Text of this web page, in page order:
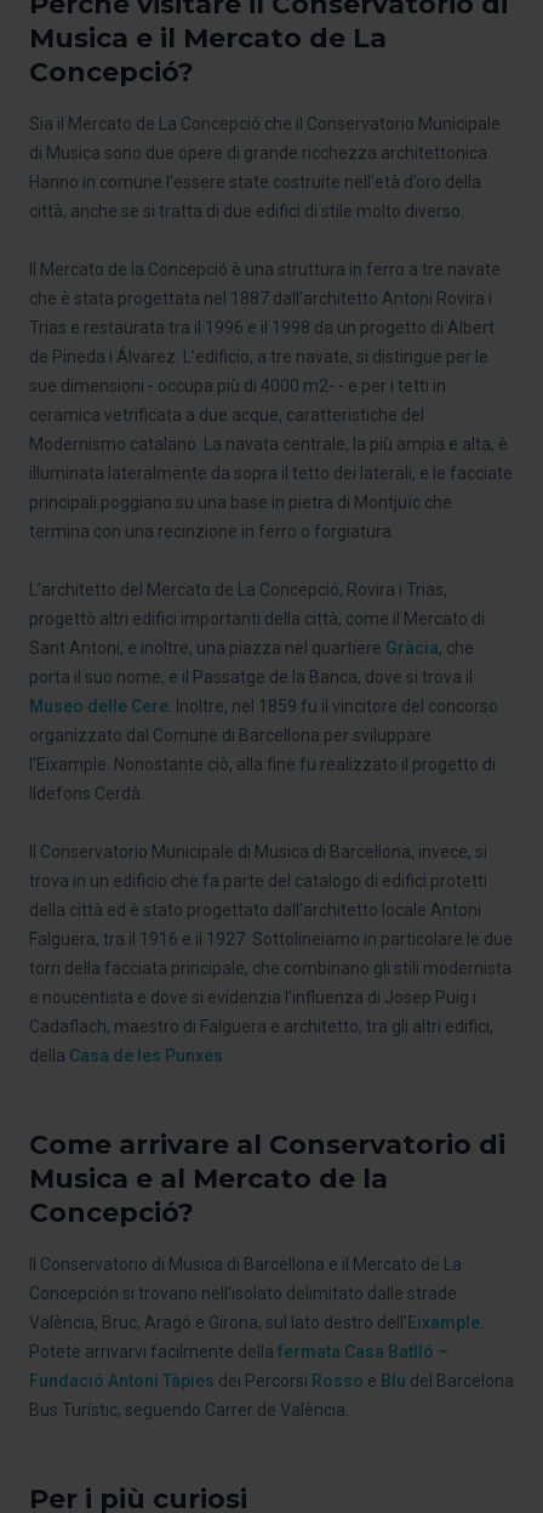
Musica e il Mercato de La
Concepció?
Sia il Mercato de La Concepció che il Conservatorio Municipale
di Musica sono due opere di grande ricchezza architettonica.
Hanno in comune l’essere state costruite nell’età d’oro della
città, anche se si tratta di due edifici di stile molto diverso.
Il Mercato de la Concepció è una struttura in ferro a tre navate
che è stata progettata nel 1887 dall’architetto Antoni Rovira i
Trias e restaurata tra il 1996 e il 1998 da un progetto di Albert
de Pineda i Álvarez. L’edificio, a tre navate, si distingue per le
sue dimensioni - occupa più di 4000 m2- - e per i tetti in
ceramica vetrificata a due acque, caratteristiche del
Modernismo catalano. La navata centrale, la più ampia e alta, è
illuminata lateralmente da sopra il tetto dei laterali, e le facciate
principali poggiano su una base in pietra di Montjuïc che
termina con una recinzione in ferro o forgiatura.
L’architetto del Mercato de La Concepció, Rovira i Trias,
progettò altri edifici importanti della città, come il Mercato di
Sant Antoni, e inoltre, una piazza nel quartiere Gràcia, che
porta il suo nome, e il Passatge de la Banca, dove si trova il
Museo delle Cere . Inoltre, nel 1859 fu il vincitore del concorso
organizzato dal Comune di Barcellona per sviluppare
l’Eixample. Nonostante ciò, alla fine fu realizzato il progetto di
Ildefons Cerdà.
Il Conservatorio Municipale di Musica di Barcellona, invece, si
trova in un edificio che fa parte del catalogo di edifici protetti
della città ed è stato progettato dall’architetto locale Antoni
Falguera, tra il 1916 e il 1927. Sottolineiamo in particolare le due
torri della facciata principale, che combinano gli stili modernista
e noucentista e dove si evidenzia l’influenza di Josep Puig i
Cadaflach, maestro di Falguera e architetto, tra gli altri edifici,
della Casa de les Punxes
Come arrivare al Conservatorio di
Musica e al Mercato de la
Concepció?
Il Conservatorio di Musica di Barcellona e il Mercato de La
Concepción si trovano nell’isolato delimitato dalle strade
València, Bruc, Aragó e Girona, sul lato destro dell’ Eixample
Potete arrivarvi facilmente della fermata Casa Batlló –
Fundació Antoni Tàpies dei Percorsi Rosso e Blu del Barcelona
Bus Turístic, seguendo Carrer de València.
Per i più curiosi